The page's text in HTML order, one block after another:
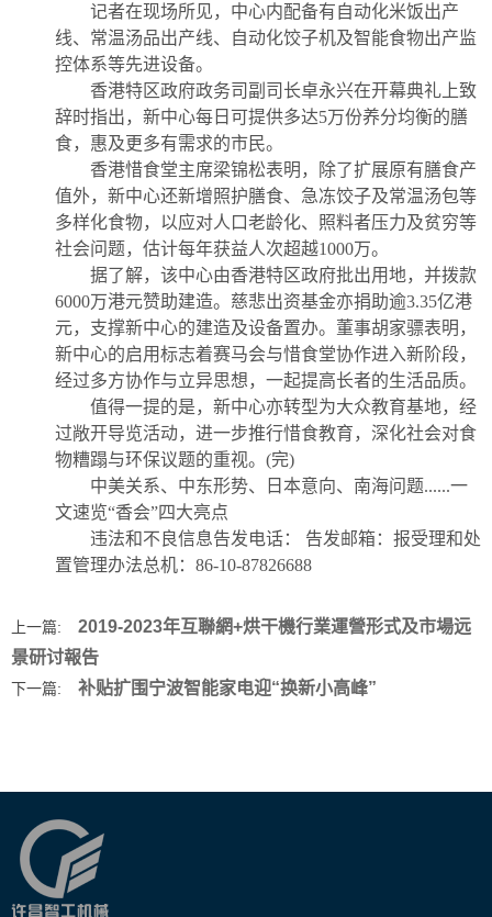
记者在现场所见，中心内配备有自动化米饭出产
线、常温汤品出产线、自动化饺子机及智能食物出产监
控体系等先进设备。
香港特区政府政务司副司长卓永兴在开幕典礼上致
辞时指出，新中心每日可提供多达5万份养分均衡的膳
食，惠及更多有需求的市民。
香港惜食堂主席梁锦松表明，除了扩展原有膳食产
值外，新中心还新增照护膳食、急冻饺子及常温汤包等
多样化食物，以应对人口老龄化、照料者压力及贫穷等
社会问题，估计每年获益人次超越1000万。
据了解，该中心由香港特区政府批出用地，并拨款
6000万港元赞助建造。慈悲出资基金亦捐助逾3.35亿港
元，支撑新中心的建造及设备置办。董事胡家骠表明，
新中心的启用标志着赛马会与惜食堂协作进入新阶段，
经过多方协作与立异思想，一起提高长者的生活品质。
值得一提的是，新中心亦转型为大众教育基地，经
过敞开导览活动，进一步推行惜食教育，深化社会对食
物糟蹋与环保议题的重视。(完)
中美关系、中东形势、日本意向、南海问题......一
文速览“香会”四大亮点
违法和不良信息告发电话： 告发邮箱：报受理和处
置管理办法总机：86-10-87826688
上一篇:
2019-2023年互聯網+烘干機行業運營形式及市場远
景研讨報告
下一篇: 补贴扩围宁波智能家电迎“换新小高峰”